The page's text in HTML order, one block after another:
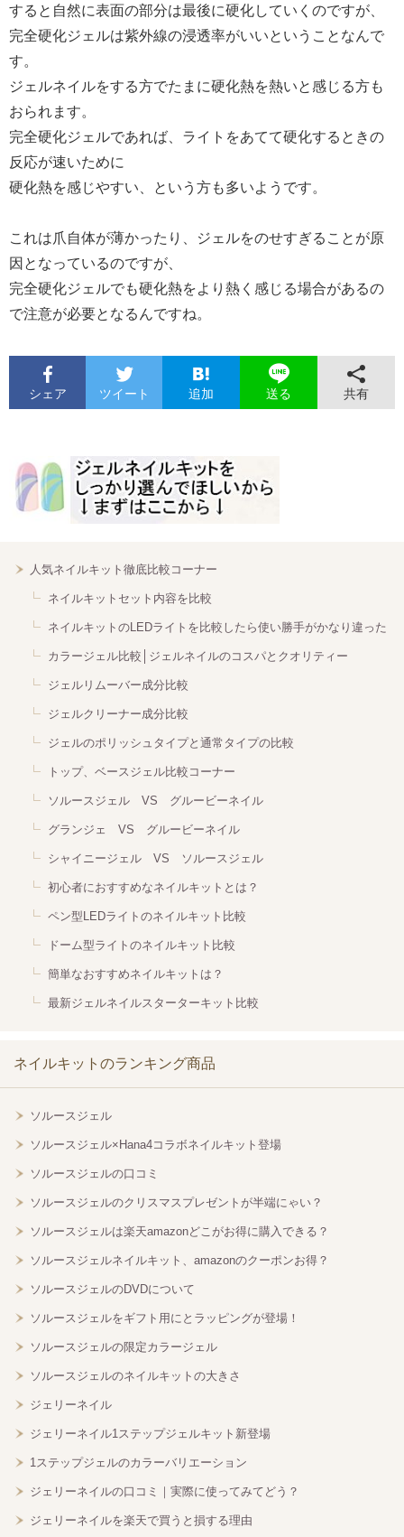
すると自然に表面の部分は最後に硬化していくのですが、
完全硬化ジェルは紫外線の浸透率がいいということなんで
す。
ジェルネイルをする方でたまに硬化熱を熱いと感じる方も
おられます。
完全硬化ジェルであれば、ライトをあてて硬化するときの
反応が速いために
硬化熱を感じやすい、という方も多いようです。
これは爪自体が薄かったり、ジェルをのせすぎることが原
因となっているのですが、
完全硬化ジェルでも硬化熱をより熱く感じる場合があるの
で注意が必要となるんですね。
シェア ツイート 追加 送る 共有
人気ネイルキット徹底比較コーナー
ネイルキットセット内容を比較
ネイルキットのLEDライトを比較したら使い勝手がかなり違った
カラージェル比較│ジェルネイルのコスパとクオリティー
ジェルリムーバー成分比較
ジェルクリーナー成分比較
ジェルのポリッシュタイプと通常タイプの比較
トップ、ベースジェル比較コーナー
ソルースジェル VS グルービーネイル
グランジェ VS グルービーネイル
シャイニージェル VS ソルースジェル
初心者におすすめなネイルキットとは？
ペン型LEDライトのネイルキット比較
ドーム型ライトのネイルキット比較
簡単なおすすめネイルキットは？
最新ジェルネイルスターターキット比較
ネイルキットのランキング商品
ソルースジェル
ソルースジェル×Hana4コラボネイルキット登場
ソルースジェルの口コミ
ソルースジェルのクリスマスプレゼントが半端にゃい？
ソルースジェルは楽天amazonどこがお得に購入できる？
ソルースジェルネイルキット、amazonのクーポンお得？
ソルースジェルのDVDについて
ソルースジェルをギフト用にとラッピングが登場！
ソルースジェルの限定カラージェル
ソルースジェルのネイルキットの大きさ
ジェリーネイル
ジェリーネイル1ステップジェルキット新登場
1ステップジェルのカラーバリエーション
ジェリーネイルの口コミ｜実際に使ってみてどう？
ジェリーネイルを楽天で買うと損する理由